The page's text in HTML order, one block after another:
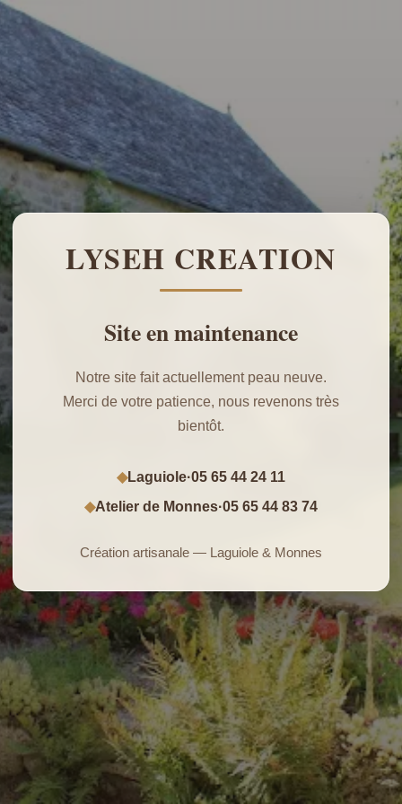
LYSEH CREATION
Site en maintenance
Notre site fait actuellement peau neuve.
Merci de votre patience, nous revenons très
bientôt.
◆Laguiole·05 65 44 24 11
◆Atelier de Monnes·05 65 44 83 74
Création artisanale — Laguiole & Monnes